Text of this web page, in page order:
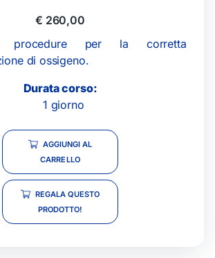
€ 260,00
procedure per la corretta
di ossigeno.
Durata corso:
1 giorno
AGGIUNGI AL
CARRELLO
REGALA QUESTO
PRODOTTO!